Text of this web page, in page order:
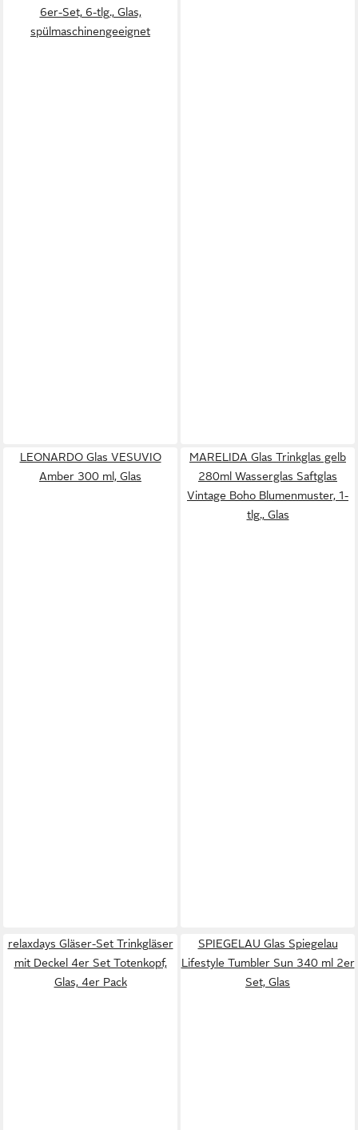
6er-Set, 6-tlg., Glas,
spülmaschinengeeignet
LEONARDO Glas VESUVIO
Amber 300 ml, Glas
MARELIDA Glas Trinkglas gelb
280ml Wasserglas Saftglas
Vintage Boho Blumenmuster, 1-
tlg., Glas
relaxdays Gläser-Set Trinkgläser
mit Deckel 4er Set Totenkopf,
Glas, 4er Pack
SPIEGELAU Glas Spiegelau
Lifestyle Tumbler Sun 340 ml 2er
Set, Glas